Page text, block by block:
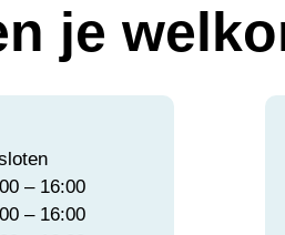
je
– 16:00
– 16:00